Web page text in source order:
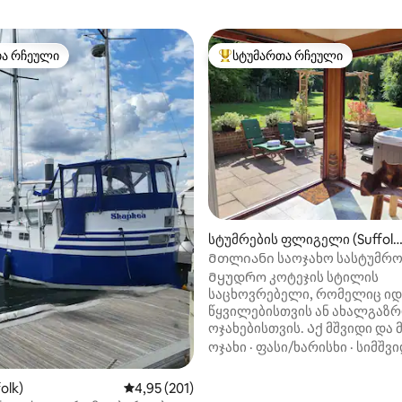
4,99, 366 მიმოხილვა
რჩეული
რჩეული
საშუალო შეფასებაა 5‑დან 4,95, 201
4,95 (201)
სტუმართა რჩეული მოწინავე
სტუმართა რჩეული
სტუმრების ფლიგელი (Suffol
k)
Მთლიანი საოჯახო სასტუმრო
ჰიდრომასაჟიანი აუზით
შუაგულში
Მყუდრო კოტეჯის სტილის
საცხოვრებელი, რომელიც
წყვილებისთვის ან
ოჯახებისთვის. Აქ მშვიდი და მშვიდი
ატმოსფეროა, რომ
ოჯახი · ფასი/ხარისხი ·